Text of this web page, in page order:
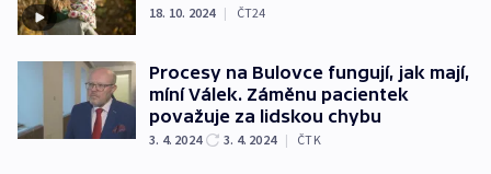
18. 10. 2024 | ČT24
Procesy na Bulovce fungují, jak mají,
míní Válek. Záměnu pacientek
považuje za lidskou chybu
3. 4. 2024 3. 4. 2024 | ČTK